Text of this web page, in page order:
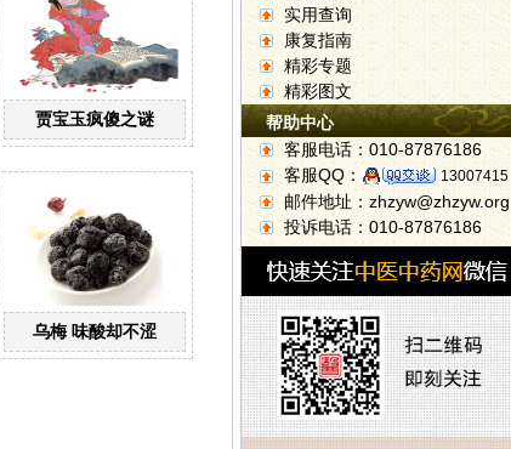
贾宝玉疯傻之谜
乌梅 味酸却不涩
实用查询
康复指南
精彩专题
精彩图文
帮助中心
客服电话：010-87876186
客服QQ：
13007415
邮件地址：zhzyw@zhzyw.org
投诉电话：010-87876186